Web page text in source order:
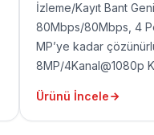
İzleme/Kayıt Bant
80Mbps/80Mbps, 4
MP’ye kadar
8MP/4Kanal@1080p
P2P 1 HDMI, 1 VGA, 2
(10/100Mbps)
Ürünü İncele